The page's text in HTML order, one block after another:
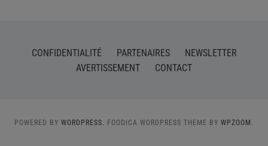
CONFIDENTIALITÉ PARTENAIRES
NEWSLETTER
AVERTISSEMENT
CONTACT
POWERED BY WORDPRESS. FOODICA WORDPRESS THEME BY WPZOOM.